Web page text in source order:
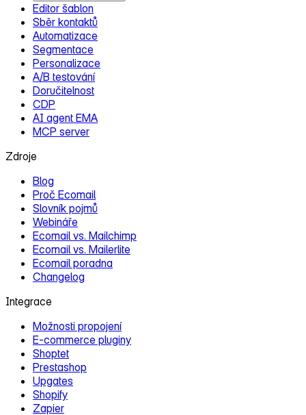
Editor šablon
Sběr kontaktů
Automatizace
Segmentace
Personalizace
A/B testování
Doručitelnost
CDP
AI agent EMA
MCP server
Zdroje
Blog
Proč Ecomail
Slovník pojmů
Webináře
Ecomail vs. Mailchimp
Ecomail vs. Mailerlite
Ecomail poradna
Changelog
Integrace
Možnosti propojení
E‑commerce pluginy
Shoptet
Prestashop
Upgates
Shopify
Zapier